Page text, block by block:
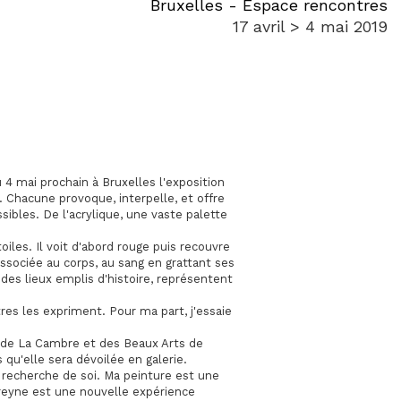
Bruxelles - Espace rencontres
17 avril > 4 mai 2019
mai prochain à Bruxelles l'exposition
Chacune provoque, interpelle, et offre
De l'acrylique, une vaste palette
Il voit d'abord rouge puis recouvre
au corps, au sang en grattant ses
lieux emplis d'histoire, représentent
les expriment. Pour ma part, j'essaie
La Cambre et des Beaux Arts de
sera dévoilée en galerie.
de soi. Ma peinture est une
est une nouvelle expérience